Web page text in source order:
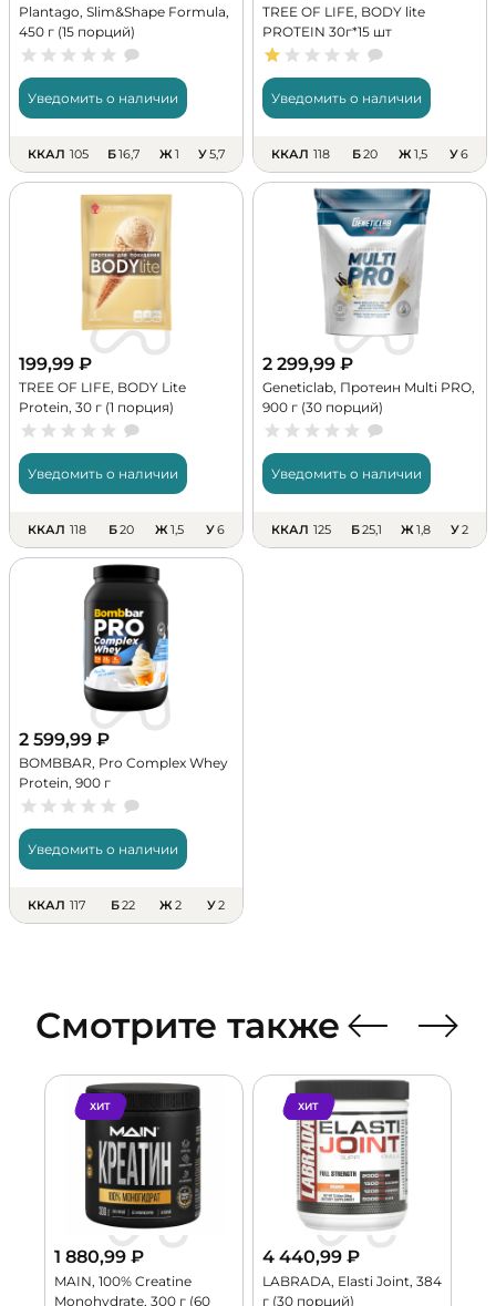
Plantago, Slim&Shape Formula,
450 г (15 порций)
Уведомить о наличии
ККАЛ 105 Б16,7 Ж1 У5,7
TREE OF LIFE, BODY lite
PROTEIN 30г*15 шт
Уведомить о наличии
ККАЛ 118 Б20 Ж1,5 У6
199,99 ₽
TREE OF LIFE, BODY Lite
Protein, 30 г (1 порция)
Уведомить о наличии
ККАЛ 118 Б20 Ж1,5 У6
2 299,99 ₽
Geneticlab, Протеин Multi PRO,
900 г (30 порций)
Уведомить о наличии
ККАЛ 125 Б25,1 Ж1,8 У2
2 599,99 ₽
BOMBBAR, Pro Complex Whey
Protein, 900 г
Уведомить о наличии
ККАЛ 117 Б22 Ж2 У2
Смотрите также
ХИТ
1 880,99 ₽
MAIN, 100% Creatine
Monohydrate, 300 г (60
ХИТ
4 440,99 ₽
LABRADA, Elasti Joint, 384
г (30 порций)